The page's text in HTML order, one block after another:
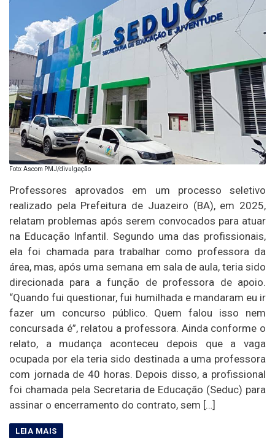
Foto: Ascom PMJ/divulgação
Professores aprovados em um processo seletivo
realizado pela Prefeitura de Juazeiro (BA), em 2025,
relatam problemas após serem convocados para atuar
na Educação Infantil. Segundo uma das profissionais,
ela foi chamada para trabalhar como professora da
área, mas, após uma semana em sala de aula, teria sido
direcionada para a função de professora de apoio.
“Quando fui questionar, fui humilhada e mandaram eu ir
fazer um concurso público. Quem falou isso nem
concursada é”, relatou a professora. Ainda conforme o
relato, a mudança aconteceu depois que a vaga
ocupada por ela teria sido destinada a uma professora
com jornada de 40 horas. Depois disso, a profissional
foi chamada pela Secretaria de Educação (Seduc) para
assinar o encerramento do contrato, sem […]